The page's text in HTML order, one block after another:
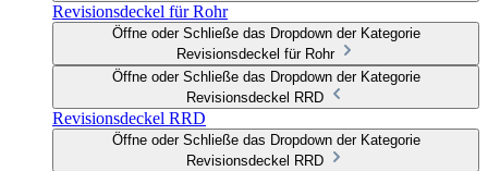
Revisionsdeckel für Rohr
Öffne oder Schließe das Dropdown der Kategorie
Revisionsdeckel für Rohr
Öffne oder Schließe das Dropdown der Kategorie
Revisionsdeckel RRD
Revisionsdeckel RRD
Öffne oder Schließe das Dropdown der Kategorie
Revisionsdeckel RRD